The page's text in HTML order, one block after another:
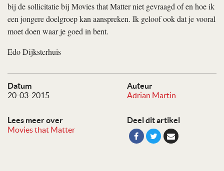
Datum
20-03-2015
Auteur
Adrian Martin
Lees meer over
Movies that Matter
Deel dit artikel
bij de sollicitatie bij Movies that Matter niet gevraagd of en hoe ik
een jongere doelgroep kan aanspreken. Ik geloof ook dat je vooral
moet doen waar je goed in bent.
Edo Dijksterhuis